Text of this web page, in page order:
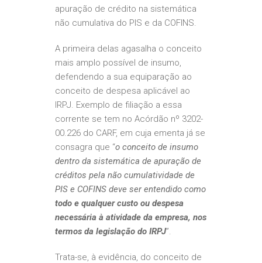
apuração de crédito na sistemática
não cumulativa do PIS e da COFINS.
A primeira delas agasalha o conceito
mais amplo possível de insumo,
defendendo a sua equiparação ao
conceito de despesa aplicável ao
IRPJ. Exemplo de filiação a essa
corrente se tem no Acórdão nº 3202-
00.226 do CARF, em cuja ementa já se
consagra que “o conceito de insumo
dentro da sistemática de apuração de
créditos pela não cumulatividade de
PIS e COFINS deve ser entendido como
todo e qualquer custo ou despesa
necessária à atividade da empresa, nos
termos da legislação do IRPJ”.
Trata-se, à evidência, do conceito de